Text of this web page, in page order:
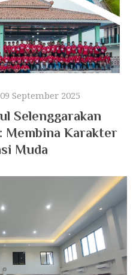
09 September 2025
Selenggarakan
Membina Karakter
Muda